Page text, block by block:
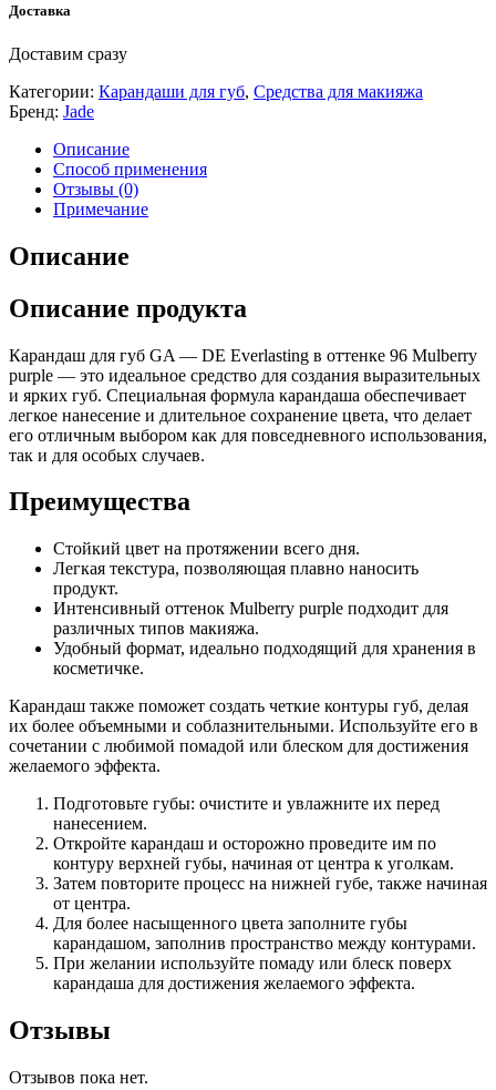
Доставка
Доставим сразу
Категории: Карандаши для губ, Средства для макияжа
Бренд: Jade
Описание
Способ применения
Отзывы (0)
Примечание
Описание
Описание продукта
Карандаш для губ GA — DE Everlasting в оттенке 96 Mulberry
purple — это идеальное средство для создания выразительных
и ярких губ. Специальная формула карандаша обеспечивает
легкое нанесение и длительное сохранение цвета, что делает
его отличным выбором как для повседневного использования,
так и для особых случаев.
Преимущества
Стойкий цвет на протяжении всего дня.
Легкая текстура, позволяющая плавно наносить
продукт.
Интенсивный оттенок Mulberry purple подходит для
различных типов макияжа.
Удобный формат, идеально подходящий для хранения в
косметичке.
Карандаш также поможет создать четкие контуры губ, делая
их более объемными и соблазнительными. Используйте его в
сочетании с любимой помадой или блеском для достижения
желаемого эффекта.
Подготовьте губы: очистите и увлажните их перед
нанесением.
Откройте карандаш и осторожно проведите им по
контуру верхней губы, начиная от центра к уголкам.
Затем повторите процесс на нижней губе, также начиная
от центра.
Для более насыщенного цвета заполните губы
карандашом, заполнив пространство между контурами.
При желании используйте помаду или блеск поверх
карандаша для достижения желаемого эффекта.
Отзывы
Отзывов пока нет.